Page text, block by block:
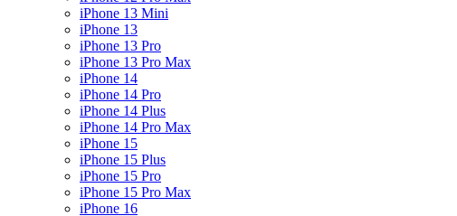
iPhone 13 Mini
iPhone 13
iPhone 13 Pro
iPhone 13 Pro Max
iPhone 14
iPhone 14 Pro
iPhone 14 Plus
iPhone 14 Pro Max
iPhone 15
iPhone 15 Plus
iPhone 15 Pro
iPhone 15 Pro Max
iPhone 16